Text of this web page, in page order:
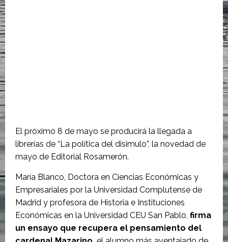
El próximo 8 de mayo se producirá la llegada a
librerías de “La política del disimulo”, la novedad de
mayo de Editorial Rosamerón.
María Blanco, Doctora en Ciencias Económicas y
Empresariales por la Universidad Complutense de
Madrid y profesora de Historia e Instituciones
Económicas en la Universidad CEU San Pablo, firma
un ensayo que recupera el pensamiento del